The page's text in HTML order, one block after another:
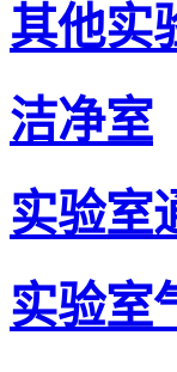
其他实
洁净室
实验室
实验室